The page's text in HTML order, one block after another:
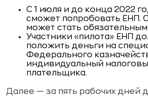
С 1 июля и до конца 2022
сможет попробовать ЕНП.
может стать обязательным
Участники «пилота» ЕНП
положить деньги на
Федерального
индивидуальный
плательщика.
Далее — за пять рабочих дней